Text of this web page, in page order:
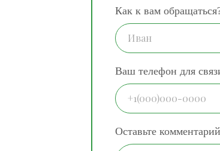
Как к вам
Ваш телефон для
Оставьте